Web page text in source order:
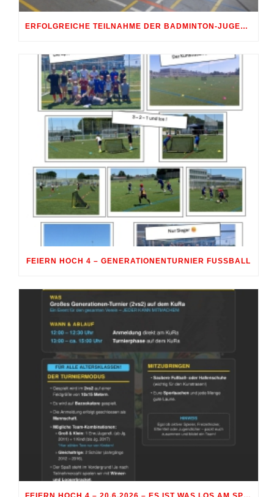
ERFOLGREICHE TEILNAHME DER BADMINTON-JUGEND AM 10. SHUTTLE-CUP 2026 IN ERDWEG
FEIERN HOCH 4 – GENERATIONENTURNIER FUSSBALL